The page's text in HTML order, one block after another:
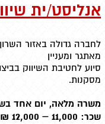
אנליסט/ית
לחברה גדולה באזור
מאתגר ומעניין
סיוע לחטיבת השיווק
מסקנות.
משרה מלאה, יום אחד
שכר: 11,000 – 12,000
₪